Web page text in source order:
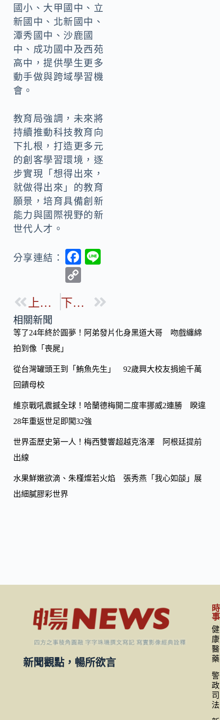
國小、大甲國中、立
新國中、北新國中、
潭秀國中、沙鹿國
中、成功國中及西苑
高中，提供學生更多
動手做與跨域學習機
會。
教育局強調，未來將
持續推動科技教育向
下扎根，打造更多元
的創客學習環境，逐
步實現「想得出來，
就做得出來」的教育
願景，培育具備創新
能力與國際視野的新
世代人才。
分享連結：
F
b
o
p
Li
k
上一篇 下一篇
相關新聞
等了24年終於圓夢！阿弟發片化身黑道大哥 吻戲纏綿
拍到像「喪屍」
從台灣罐頭王到「鮪魚先生」 92歲興大校友捐逾千萬
回饋母校
維京戰吼震撼全球！哈蘭德梅開二度率挪威2連勝 睽違
28年重返世足即闖32強
世界盃歷史第一人！梅西雙響超越克洛澤 阿根廷提前
出線
水果鮮嫩欲滴、朱槿燦若火焰 張秀燕「我心如燄」展
出細膩膠彩世界
新聞觀點，暢所欲言
時
事
健
康
醫
藥
警
政
司
法